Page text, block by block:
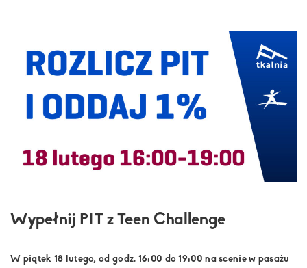
Wypełnij PIT z Teen Challenge
W piątek 18 lutego, od godz. 16:00 do 19:00 na scenie w pasażu